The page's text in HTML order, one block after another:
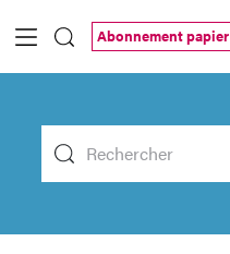
Saut au contenu principal
Abonnement papier